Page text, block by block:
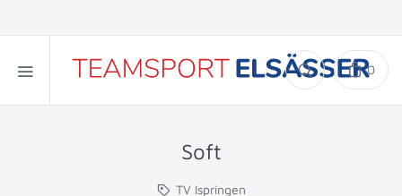
0
Soft
TV Ispringen